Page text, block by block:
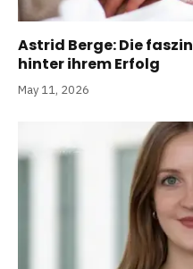
Astrid Berge: Die
hinter ihrem Erfolg
May 11, 2026